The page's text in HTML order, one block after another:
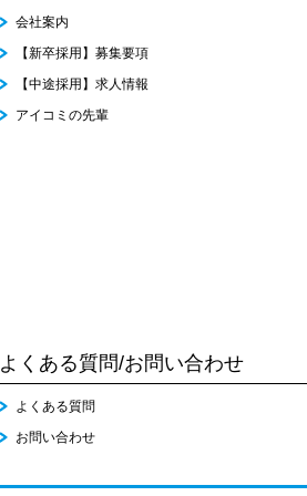
会社案内
【新卒採用】募集要項
【中途採用】求人情報
アイコミの先輩
よくある質問/お問い合わせ
よくある質問
お問い合わせ